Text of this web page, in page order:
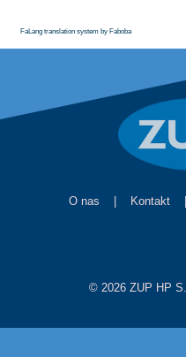
FaLang translation system by Faboba
O nas | Kontakt |
© 2026 ZUP HP